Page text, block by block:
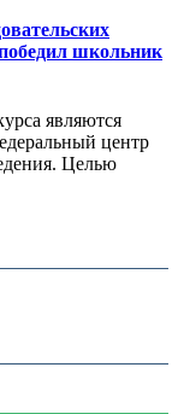
школьник
являются
центр
Целью